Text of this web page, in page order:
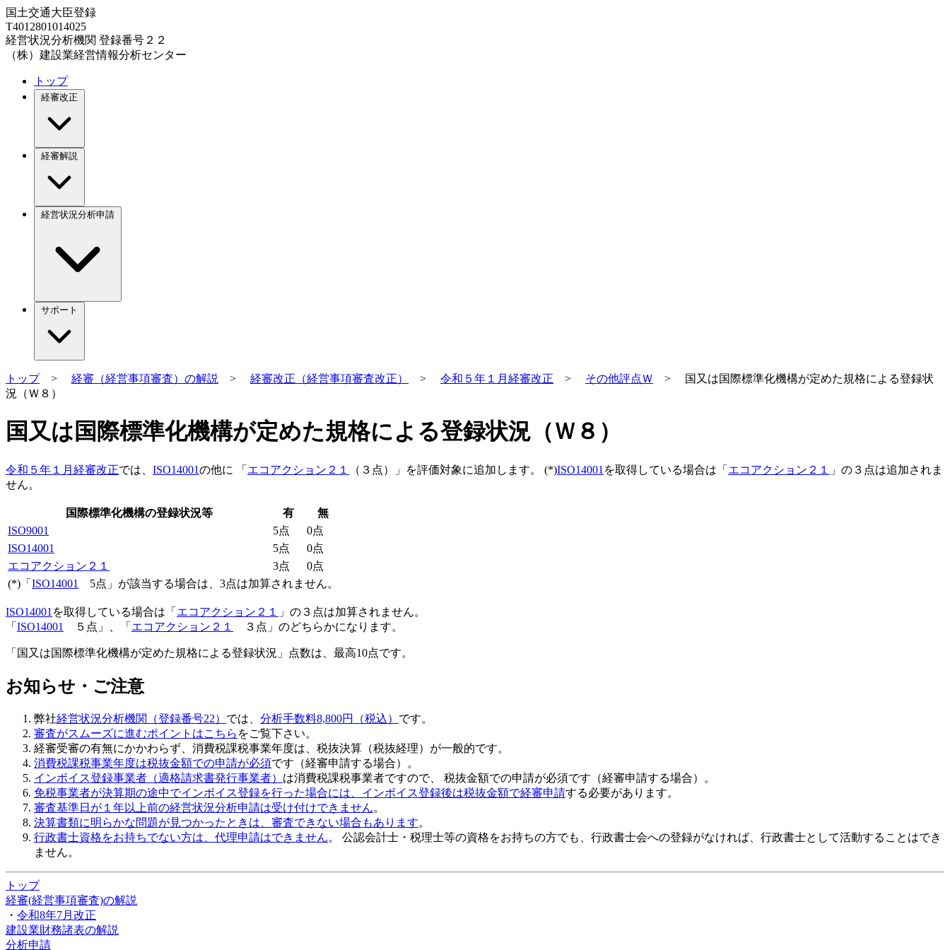
国土交通大臣登録
T4012801014025
経営状況分析機関 登録番号２２
（株）建設業経営情報分析センター
トップ
経審改正
経審解説
経営状況分析申請
サポート
トップ> 経審（経営事項審査）の解説 > 経審改正（経営事項審査改正） > 令和５年１月経審改正 > その他評点Ｗ > 国又は国際標準化機構が定めた規格による登録状
況（Ｗ８）
国又は国際標準化機構が定めた規格による登録状況（Ｗ８）
令和５年１月経審改正では、 ISO14001の他に 「 エコアクション２１ （３点）」を評価対象に追加します。 (*)ISO14001 を取得している場合は「 エコアクション２１
」の３点は追加されま
せん。
国際標準化機構の登録状況等 有
無
ISO9001
5点
0点
ISO14001
5点
0点
エコアクション２１
3点
0点
(*)「 ISO14001 5点」が該当する場合は、3点は加算されません。
ISO14001 を取得している場合は「 エコアクション２１ 」の３点は加算されません。
「 ISO14001 ５点」、「 エコアクション２１ ３点」のどちらかになります。
「国又は国際標準化機構が定めた規格による登録状況」点数は、 最高10点です。
お知らせ・ご注意
弊社経営状況分析機関（登録番号22） では、 分析手数料8,800円（税込） です。
審査がスムーズに進むポイントはこちら をご覧下さい。
経審受審の有無にかかわらず、 消費税課税事業年度は、税抜決算（税抜経理）が一般的です。
消費税課税事業年度は税抜金額での申請が必須です（経審申請する場合）。
インボイス登録事業者（適格請求書発行事業者） は消費税課税事業者ですので、 税抜金額での申請が必須です（経審申請する場合）。
免税事業者が決算期の途中でインボイス登録を行った場合には、インボイス登録後は税抜金額で経審申請する必要があります。
審査基準日が１年以上前の経営状況分析申請は受け付けできません。
決算書類に明らかな問題が見つかったときは、審査できない場合もあります。
行政書士資格をお持ちでない方は、代理申請はできません。 公認会計士・税理士等の資格をお持ちの方でも、行政書士会への登録がなければ、行政書士として活動することはでき
ません。
トップ
経審(経営事項審査)の解説
・ 令和8年7月改正
建設業財務諸表の解説
分析申請